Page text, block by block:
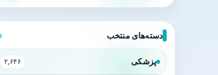
دسته‌های منتخب
پزشکی ۲,۶۴۶